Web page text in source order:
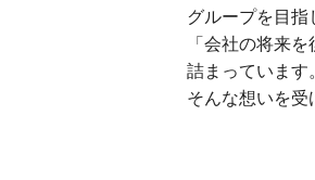
グループを目指
「会社の将来
詰まっています
そんな想いを受